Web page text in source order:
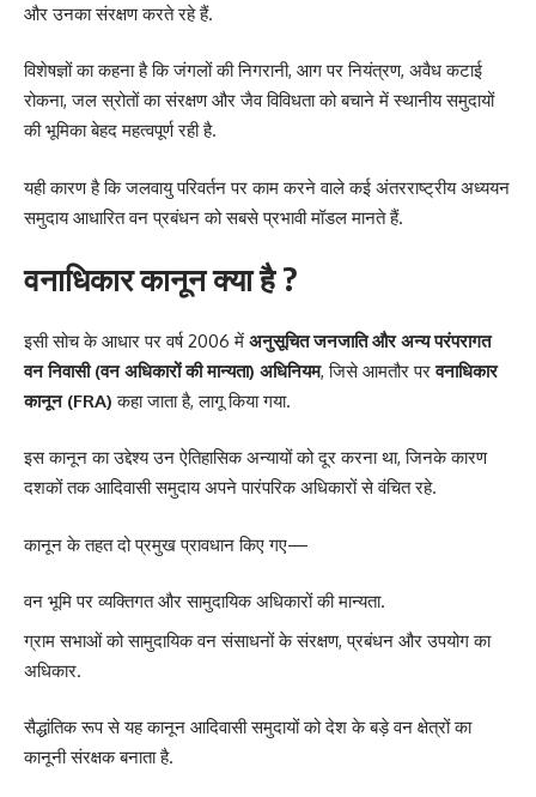
और उनका संरक्षण करते रहे हैं.
विशेषज्ञों का कहना है कि जंगलों की निगरानी, आग पर नियंत्रण, अवैध कटाई
रोकना, जल स्रोतों का संरक्षण और जैव विविधता को बचाने में स्थानीय समुदायों
की भूमिका बेहद महत्वपूर्ण रही है.
यही कारण है कि जलवायु परिवर्तन पर काम करने वाले कई अंतरराष्ट्रीय अध्ययन
समुदाय आधारित वन प्रबंधन को सबसे प्रभावी मॉडल मानते हैं.
वनाधिकार कानून क्या है ?
इसी सोच के आधार पर वर्ष 2006 में अनुसूचित जनजाति और अन्य परंपरागत
वन निवासी (वन अधिकारों की मान्यता) अधिनियम, जिसे आमतौर परवनाधिकार
कानून (FRA) कहा जाता है, लागू किया गया.
इस कानून का उद्देश्य उन ऐतिहासिक अन्यायों को दूर करना था, जिनके कारण
दशकों तक आदिवासी समुदाय अपने पारंपरिक अधिकारों से वंचित रहे.
कानून के तहत दो प्रमुख प्रावधान किए गए—
वन भूमि पर व्यक्तिगत और सामुदायिक अधिकारों की मान्यता.
ग्राम सभाओं को सामुदायिक वन संसाधनों के संरक्षण, प्रबंधन और उपयोग का
अधिकार.
सैद्धांतिक रूप से यह कानून आदिवासी समुदायों को देश के बड़े वन क्षेत्रों का
कानूनी संरक्षक बनाता है.